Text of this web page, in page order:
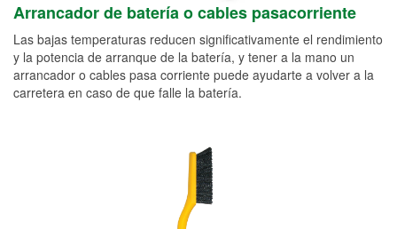
Arrancador de batería o cables pasacorriente
Las bajas temperaturas reducen significativamente el rendimiento
y la potencia de arranque de la batería, y tener a la mano un
arrancador o cables pasa corriente puede ayudarte a volver a la
carretera en caso de que falle la batería.